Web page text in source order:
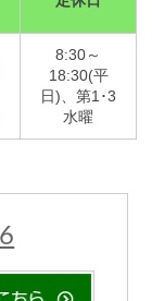
8:30～
18:30(平
日)、第1･3
水曜